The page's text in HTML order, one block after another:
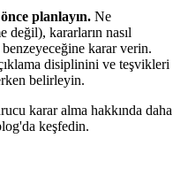
planlayın. Ne
değil), kararların nasıl
benzeyeceğine karar verin.
disiplinini ve teşvikleri
belirleyin.
karar alma hakkında daha
keşfedin.